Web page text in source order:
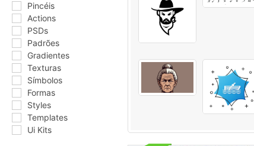
Pincéis
Actions
PSDs
Padrões
Gradientes
Texturas
Símbolos
Formas
Styles
Templates
Ui Kits